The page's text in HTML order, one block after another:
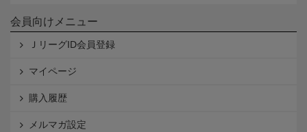
会員向けメニュー
ＪリーグID会員登録
マイページ
購入履歴
メルマガ設定